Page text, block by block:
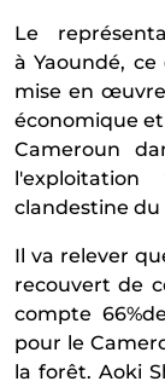
Le repré
à Yaoundé, ce
mise en œ
économique
Cameroun
l'exploitation
clandestine du
Il va relever
recouvert de
compte
pour le
la forêt. Aoki